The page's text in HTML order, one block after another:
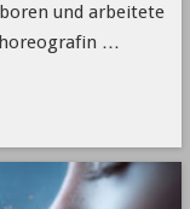
und arbeitete
…